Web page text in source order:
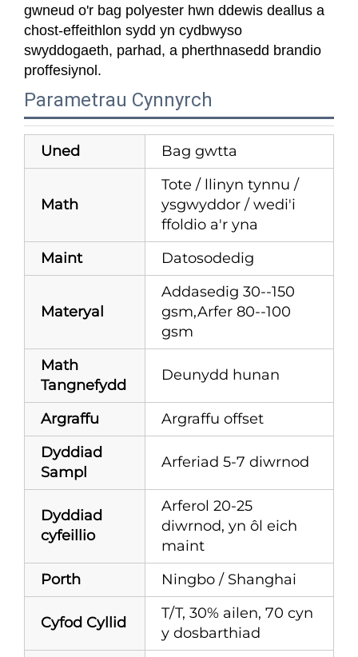
gwneud o'r bag polyester hwn ddewis deallus a
chost-effeithlon sydd yn cydbwyso
swyddogaeth, parhad, a pherthnasedd brandio
proffesiynol.
Parametrau Cynnyrch
Uned Bag gwtta
Math
Tote / llinyn tynnu /
ysgwyddor / wedi'i
ffoldio a'r yna
Maint
Datosodedig
Materyal
Addasedig 30--150
gsm,Arfer 80--100
gsm
Math
Tangnefydd
Deunydd hunan
Argraffu
Argraffu offset
Dyddiad
Sampl
Arferiad 5-7 diwrnod
Dyddiad
cyfeillio
Arferol 20-25
diwrnod, yn ôl eich
maint
Porth
Ningbo / Shanghai
Cyfod Cyllid
T/T, 30% ailen, 70 cyn
y dosbarthiad